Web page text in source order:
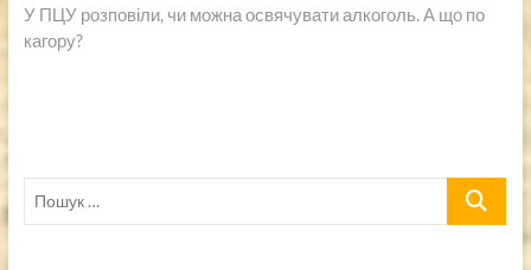
запись:
У ПЦУ розповіли, чи можна освячувати алкоголь. А що по
кагору?
Пошук